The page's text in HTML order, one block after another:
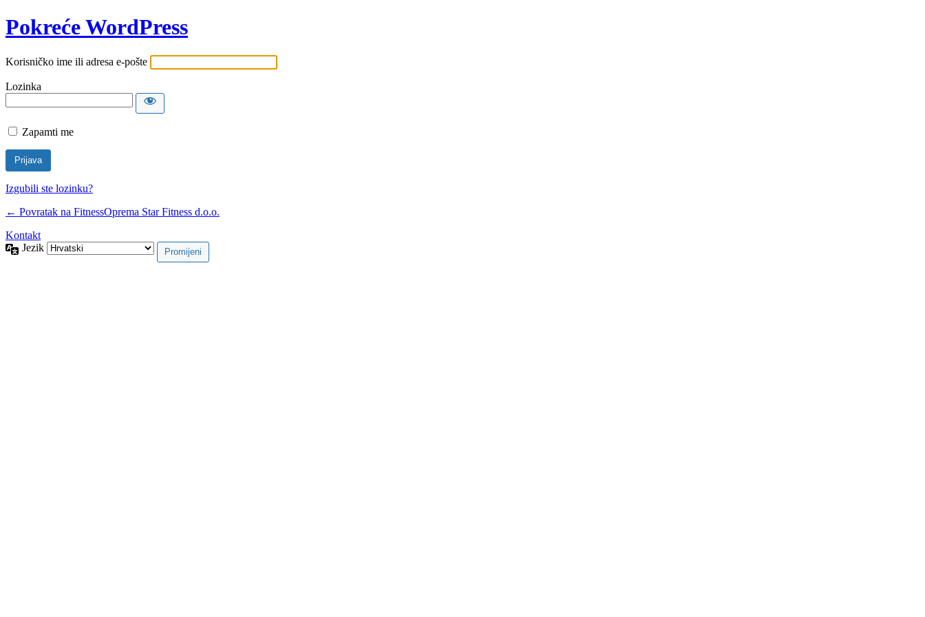
Pokreće WordPress
Korisničko ime ili adresa e-pošte
Lozinka
Zapamti me
Izgubili ste lozinku?
← Povratak na FitnessOprema Star Fitness d.o.o.
Kontakt
Jezik